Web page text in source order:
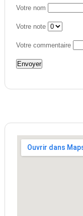
Votre nom
Votre note
Votre commentaire